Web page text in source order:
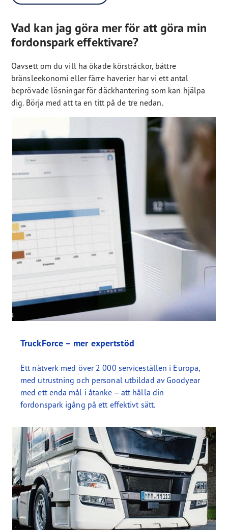
Vad kan jag göra mer för att göra min
fordonspark effektivare?
Oavsett om du vill ha ökade körsträckor, bättre
bränsleekonomi eller färre haverier har vi ett antal
beprövade lösningar för däckhantering som kan hjälpa
dig. Börja med att ta en titt på de tre nedan.
TruckForce – mer expertstöd
Ett nätverk med över 2 000 serviceställen i Europa,
med utrustning och personal utbildad av Goodyear
med ett enda mål i åtanke – att hålla din
fordonspark igång på ett effektivt sätt.